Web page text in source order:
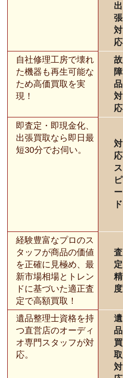
出
張
対
応
自社修理工房で壊れ
た機器も再生可能な
ため高価買取を実
現！
故
障
品
対
応
即査定・即現金化、
出張買取なら即日最
短30分でお伺い。
対
応
ス
ピ
ー
ド
経験豊富なプロのス
タッフが商品の価値
を正確に見極め、最
新市場相場とトレン
ドに基づいた適正査
定で高額買取！
査
定
精
度
遺品整理士資格を持
つ直営店のオーディ
オ専門スタッフが対
応。
遺
品
買
取
対